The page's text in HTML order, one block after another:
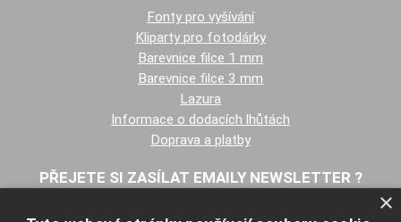
Fonty pro vyšívání
Kliparty pro fotodárky
Barevnice filce 1 mm
Barevnice filce 3 mm
Lazura
Informace o dodacích lhůtách
Doprava a platby
PŘEJETE SI ZASÍLAT EMAILY NEWSLETTER ?
×